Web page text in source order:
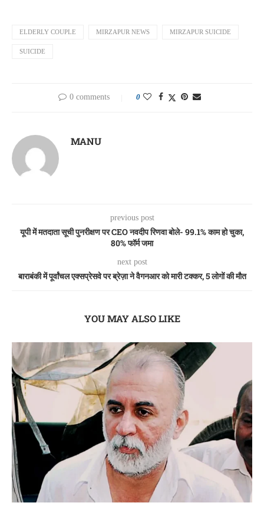
ELDERLY COUPLE MIRZAPUR NEWS MIRZAPUR SUICIDE
SUICIDE
0 comments 0
MANU
previous post
यूपी में मतदाता सूची पुनरीक्षण पर CEO नवदीप रिणवा बोले- 99.1% काम हो चुका,
80% फॉर्म जमा
next post
बाराबंकी में पूर्वांचल एक्सप्रेसवे पर ब्रेज़ा ने वैगनआर को मारी टक्कर, 5 लोगों की मौत
YOU MAY ALSO LIKE